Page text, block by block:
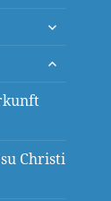
untermenü
untermenü
Christi